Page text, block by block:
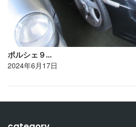
ポルシェ９…
2024年6月17日